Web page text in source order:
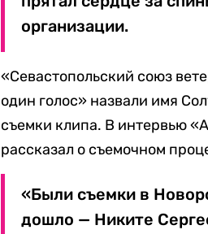
организации.
«Севастопольский союз
один голос» назвали имя
съемки клипа. В интервью
рассказал о съемочном
«Были съемки в
дошло — Никите